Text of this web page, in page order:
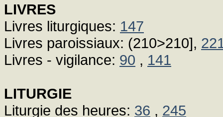
LIVRES
Livres liturgiques: 147
Livres paroissiaux: (210>210],
Livres - vigilance: 90 , 141
LITURGIE
Liturgie des heures: 36 , 245